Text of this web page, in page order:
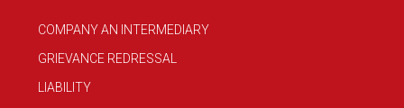
COMPANY AN INTERMEDIARY
GRIEVANCE REDRESSAL
LIABILITY